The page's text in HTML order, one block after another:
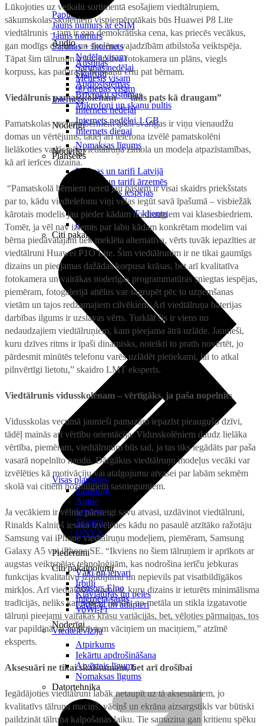
Papildināt
Jauns numurs ar eSIM
Jauns numurs
Sarunas + Internets
Nedēļa visam
Sarunas nedēļai
Mēnesis visam
90 dienas visam
Internets
Internets nedēļai
Internets nedēļai 1 GB
Internets dienai
Noderīgi
Maksas un tarifi Latvijā
Maksas un tarifi ārzemēs
LMT Kartes iespējas
Kur nopirkt
Kā kļūt par LMT klientu
eSIM tehnoloģija
Citi pakalpojumi
Citi pakalpojumi
Sensors Elpo
Interneta sargs
VoWi-Fi
Viedtelevīzija
Audio
Austiņas
Skaļruņi
Audiosistēmas
Brīvroku sistēmas
Mikrofoni un skaņu pultis
Noderīgi
Nomaksas līgums
Planšetes
Visas planšetes
Samsung
Apple
Lenovo
Xiaomi
ONYX
Piederumi
Vāki un ietvari
Irbuļi
Klaviatūras un peles
Lādētāji un adapteri
Noderīgi
Atpirkums
Iekārtu apdrošināšana
Atvērtais līgums
Nomaksas līgums
Datortehnika
Lūkojoties uz veikalu sortimentā esošajiem viedtālruņiem,
sākumskolas skolēniem vispiemērotākais būs Huawei P8 Lite
viedtālrunis – tam ir gan demokrātiska cena, kas priecēs vecākus,
gan modīgs dizains un skolēna vajadzībām atbilstoša veiktspēja.
Tāpat šim tālrunim ir kvalitatīva fotokamera un plāns, viegls
korpuss, kas padara tā lietošanu ērtu pat bērnam.
Viedālrunis pamatskolēnam – “tāds pats kā draugam”
Pamatskolas vecuma bērniem īpaši svarīgas ir viņu vienaudžu
domas un vērtējums, tādēļ arī telefona izvēlē pamatskolēni
lielākoties vadās pēc viedtālruņa zīmola un modeļa atpazīstamības,
kā arī ierīces dizaina.
“Pamatskolā bērniem nereti jau pašiem ir visai skaidrs priekšstats
par to, kādu viedtelefonu viņi vēlas iegūt savā īpašumā – visbiežāk
kārotais modelis jau pieder kādam no draugiem vai klasesbiedriem.
Tomēr, ja vēl nav izlemts par labu kādam konkrētam modelim vai
bērna piedāvātajam tiek meklēta alternatīva, vērts tuvāk iepazīties ar
viedtālruni Huawei P1O Lite. Šim viedtālrunim ir ne tikai gaumīgs
dizains un pieejamas dažādas korpusa krāsas, bet arī kvalitatīva
fotokamera un vairākas noderīgas programmatūras sniegtas iespējas,
piemēram, fotogalerijā attēlus var sagrupēt pēc to uzņemšanas
vietām un tajos redzamajiem cilvēkiem. Arī viedtālruņa baterijas
darbības ilgums ir uzslavas vērts. Turklāt šis ir viens no
nedaudzajiem viedtālruņiem, kam pieejama ātrā uzlāde. Jaunieši,
kuru dzīves ritms ir īpaši dinamisks, noteikti to pratīs novērtēt, jo
pārdesmit minūtēs telefonu varēs uzlādēt pietiekami, lai to atkal
pilnvērtīgi lietotu,” skaidro LMT eksperts.
Viedtālrunis vidusskolēnam – vērtīgāks, ja paša nopelnīts
Vidusskolas vecumā jaunieši pamazām iepazīst pieaugušo dzīvi,
tādēļ mainās arī vērtību orientācija. Vidusskolēniem daudz lielāka
vērtība, piemēram, viedtālrunim būs tad, ja tas tiks iegādāts par paša
vasarā nopelnīto naudu. Dārgākus viedtālruņu modeļus vecāki var
izvēlēties kā motivāciju vai atalgojumu atvasei par labām sekmēm
skolā vai citiem nozīmīgiem sasniegumiem.
Ja vecākiem ir vēlme pārsteigt savu atvasi, uzdāvinot viedtālruni,
Rinalds Kalniņš iesaka izvēlēties kādu no pasaulē atzītāko ražotāju
Samsung vai iPhone viedtālruņu modeļiem, piemēram, Samsung
Galaxy A5 vai iPhone SE. “Ikviens no šiem tālruņiem ir aprīkots ar
augstas veiktspējas tehnoloģijām, kas nodrošina ierīču jebkuras
funkcijas kvalitatīvu izpildījumu un nepievils pat visatbildīgākos
mirkļos. Arī viedtālruņu korpusi, kuru dizains ir ieturēts minimālisma
tradīcijās, neliks kaunēties. Turklāt no metāla un stikla izgatavotie
tālruņi pieejami vairākās krāsu variācijās, bet, vēloties pārmaiņas, tos
var papildināt ar atraktīviem vāciņiem un maciņiem,” atzīmē
eksperts.
Aksesuāri ne tikai skaistumam, bet arī drošībai
Iegādājoties viedtālruni labāk netaupīt uz tā aksesuāriem, jo
kvalitatīvs tālruņa maciņš, vāciņš un ekrāna aizsargstikls var būtiski
paildzināt tālruņa kalpošanas laiku. Tie samazina gan kritienu spēku